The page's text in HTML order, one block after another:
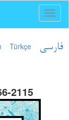
Türkçe فارسی
2115